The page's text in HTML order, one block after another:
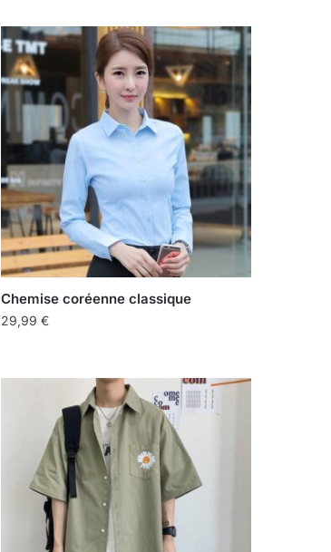
Chemise coréenne classique
29,99€